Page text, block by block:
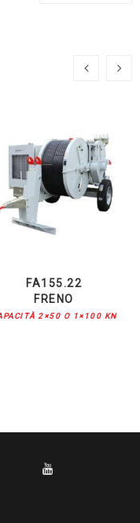
FA155.22
FRENO
2×50 O 1×100 KN